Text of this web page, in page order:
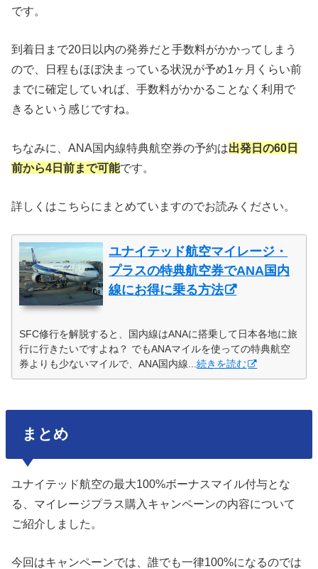
です。
到着日まで20日以内の発券だと手数料がかかってしまう
ので、日程もほぼ決まっている状況が予め1ヶ月くらい前
までに確定していれば、手数料がかかることなく利用で
きるという感じですね。
ちなみに、ANA国内線特典航空券の予約は出発日の60日
前から4日前まで可能です。
詳しくはこちらにまとめていますのでお読みください。
ユナイテッド航空マイレージ・
プラスの特典航空券でANA国内
線にお得に乗る方法
SFC修行を解脱すると、国内線はANAに搭乗して日本各地に旅
行に行きたいですよね？ でもANAマイルを使っての特典航空
券よりも少ないマイルで、ANA国内線...続きを読む
まとめ
ユナイテッド航空の最大100%ボーナスマイル付与とな
る、マイレージプラス購入キャンペーンの内容について
ご紹介しました。
今回はキャンペーンでは、誰でも一律100%になるのでは